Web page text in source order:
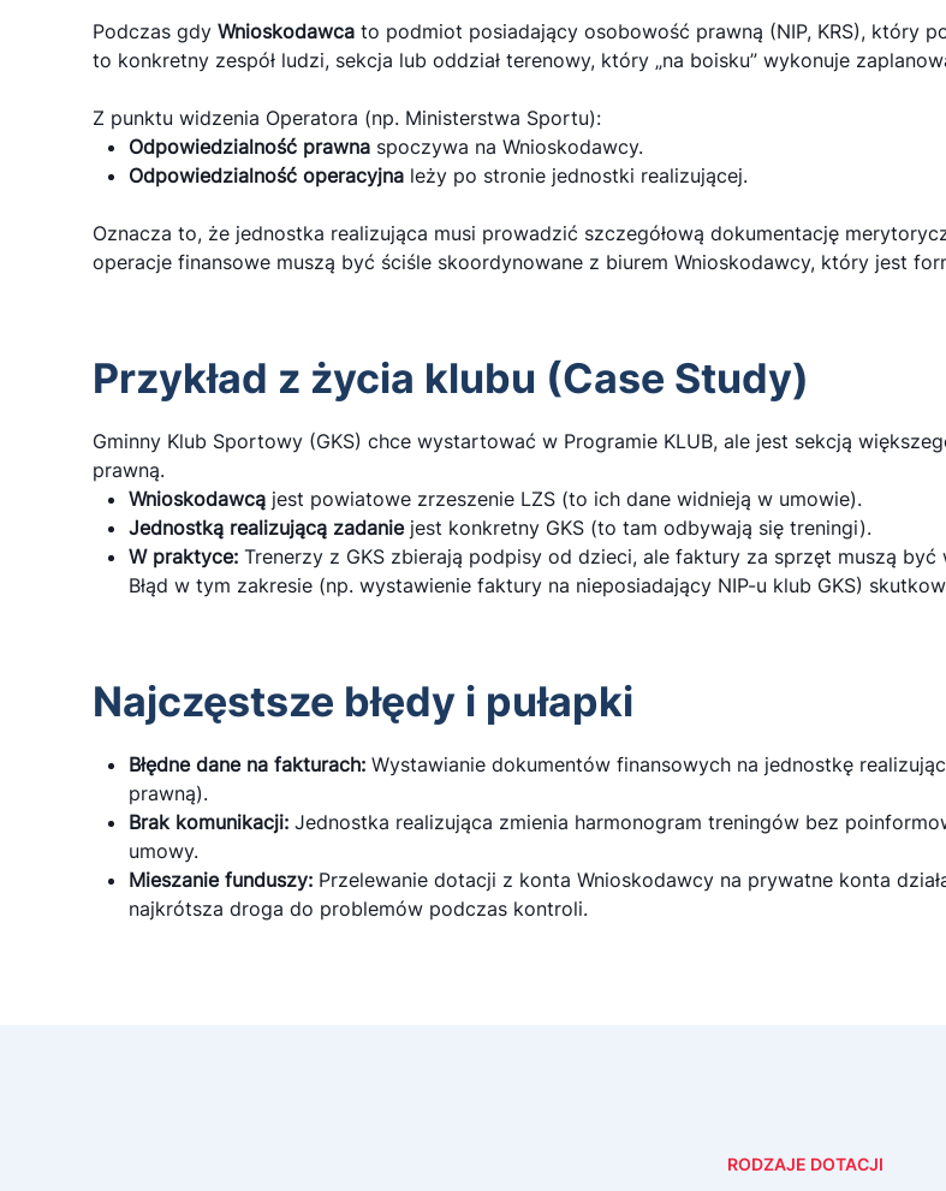
Podczas gdy Wnioskodawca to podmiot posiadający osobowość prawną (NIP, KRS), który
to konkretny zespół ludzi, sekcja lub oddział terenowy, który „na boisku” wykonuje
Z punktu widzenia Operatora (np. Ministerstwa Sportu):
Odpowiedzialność prawna spoczywa na Wnioskodawcy.
Odpowiedzialność operacyjna leży po stronie jednostki realizującej.
Oznacza to, że jednostka realizująca musi prowadzić szczegółową dokumentację
operacje finansowe muszą być ściśle skoordynowane z biurem Wnioskodawcy, który jest
Gminny Klub Sportowy (GKS) chce wystartować w Programie KLUB, ale jest sekcją
prawną.
Wnioskodawcą jest powiatowe zrzeszenie LZS (to ich dane widnieją w umowie).
Jednostką realizującą zadaniejest konkretny GKS (to tam odbywają się treningi).
W praktyce: Trenerzy z GKS zbierają podpisy od dzieci, ale faktury za sprzęt muszą
Błąd w tym zakresie (np. wystawienie faktury na nieposiadający NIP-u klub GKS)
Przykład z życia klubu (Case Study)
Błędne dane na fakturach: Wystawianie dokumentów finansowych na jednostkę
prawną).
Brak komunikacji: Jednostka realizująca zmienia harmonogram treningów bez
umowy.
Mieszanie funduszy: Przelewanie dotacji z konta Wnioskodawcy na prywatne konta
najkrótsza droga do problemów podczas kontroli.
Najczęstsze błędy i pułapki
RODZAJE DOTACJI